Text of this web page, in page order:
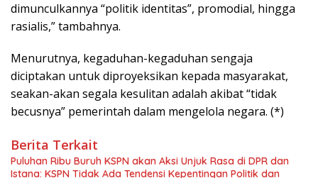
dimunculkannya “politik identitas”, promodial, hingga
rasialis,” tambahnya.
Menurutnya, kegaduhan-kegaduhan sengaja
diciptakan untuk diproyeksikan kepada masyarakat,
seakan-akan segala kesulitan adalah akibat “tidak
becusnya” pemerintah dalam mengelola negara. (*)
Berita Terkait
Puluhan Ribu Buruh KSPN akan Aksi Unjuk Rasa di DPR dan
Istana: KSPN Tidak Ada Tendensi Kepentingan Politik dan